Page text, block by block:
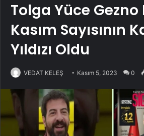
Tolga Yüce Gezno
Kasım Sayısının
Yıldızı Oldu
VEDAT KELEŞ Kasım 5, 2023 0